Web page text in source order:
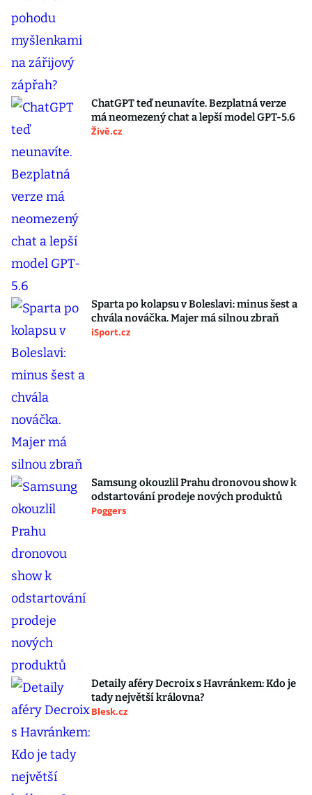
ChatGPT teď neunavíte. Bezplatná verze
má neomezený chat a lepší model GPT-5.6
Živě.cz
Sparta po kolapsu v Boleslavi: minus šest a
chvála nováčka. Majer má silnou zbraň
iSport.cz
Samsung okouzlil Prahu dronovou show k
odstartování prodeje nových produktů
Poggers
Detaily aféry Decroix s Havránkem: Kdo je
tady největší královna?
Blesk.cz